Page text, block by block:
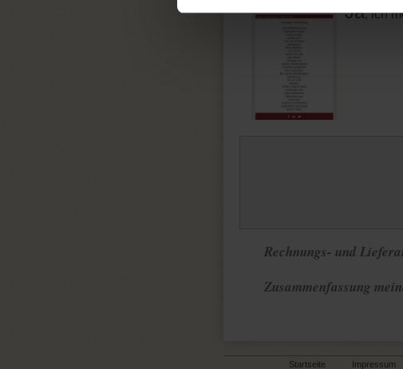
Ja, ich
Rechnungs- und
Zusammenfassung
Startseite Impressum